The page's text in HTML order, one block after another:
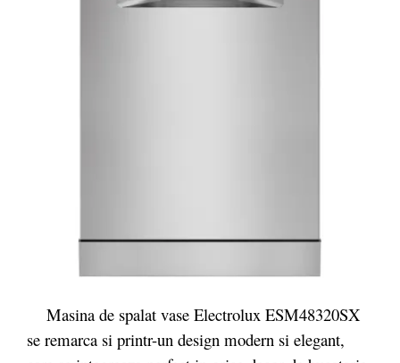
Masina de spalat vase Electrolux ESM48320SX
se remarca si printr-un design modern si elegant,